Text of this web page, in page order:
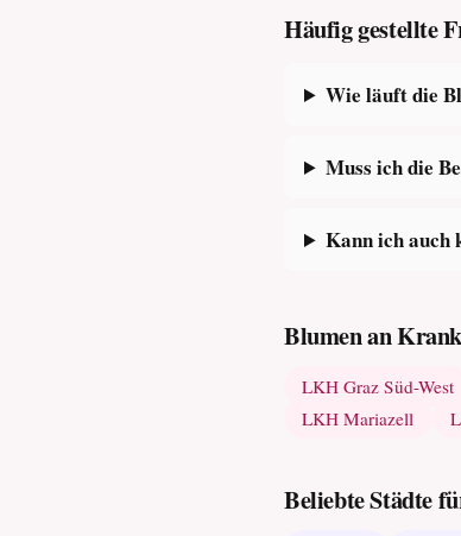
Häufig gestellte
Wie läuft die
Muss ich die
Kann ich auch
Blumen an
LKH Graz Süd-West
LKH Mariazell
Beliebte Städte